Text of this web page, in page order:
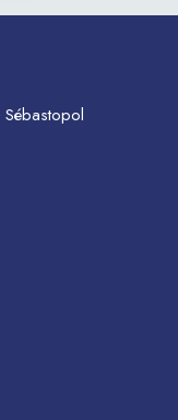
Sébastopol